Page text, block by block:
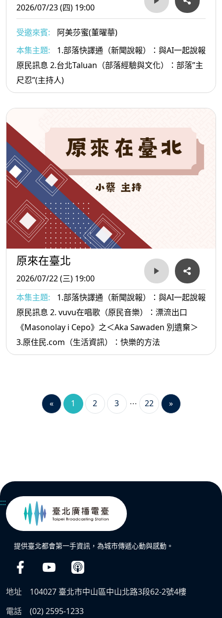
2026/07/23 (四) 19:00
受邀來賓:
阿美莎蜜(董曜華)
本集主題:
1.部落快譯通（新聞說報）：與AI一起說報
原民訊息 2.台北Taluan（部落經驗與文化）：部落”主
尺忍”(主持人)
原來在臺北
2026/07/22 (三) 19:00
本集主題:
1.部落快譯通（新聞說報）：與AI一起說報
原民訊息 2. vuvu在唱歌（原民音樂）：漂流出口
《Masonolay i Cepo》之＜Aka Sawaden 別遺棄＞
3.原住民.com（生活資訊）：快樂的方法
« 1 2 3 22 »
:::
提供臺北都會第一手資訊，為城市傳遞心動與感動。
地址
104027 臺北市中山區中山北路3段62-2號4樓
電話
(02) 2595-1233